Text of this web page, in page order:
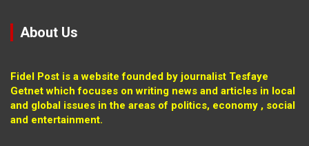
About Us
Fidel Post is a website founded by journalist Tesfaye
Getnet which focuses on writing news and articles in local
and global issues in the areas of politics, economy , social
and entertainment.